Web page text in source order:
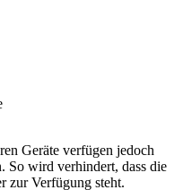
Geräte verfügen jedoch
So wird verhindert, dass die
zur Verfügung steht.